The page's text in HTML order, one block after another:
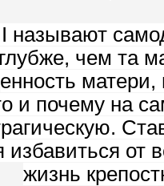
называют
чем та
и почему на
от
жизнь